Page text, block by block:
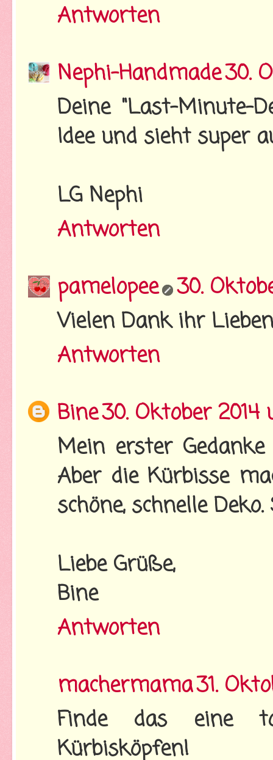
Antworten
Nephi-Handmade30.
Deine "Last-Minute-
Idee und sieht super
LG Nephi
Antworten
pamelopee 30.
Vielen Dank ihr
Antworten
Bine30. Oktober 2014
Mein erster
Aber die Kürbisse
schöne, schnelle
Liebe Grüße,
Bine
Antworten
machermama31.
Finde das eine
Kürbisköpfen!